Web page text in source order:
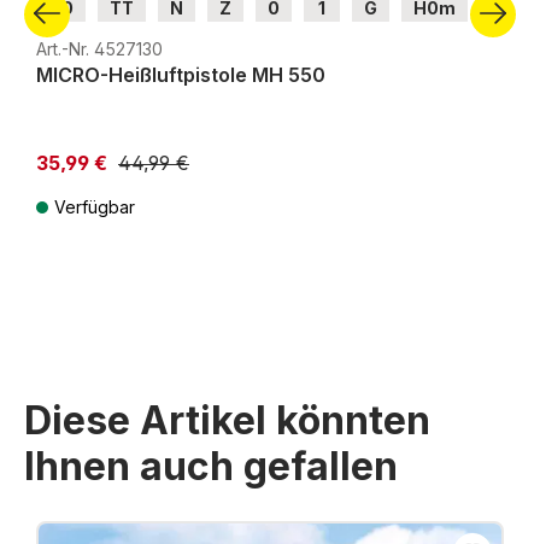
H0 TT N Z 0 1 G
H0m
H0e
Art.-Nr. 4527130
MICRO-Heißluftpistole MH 550
35,99 € 44,99 €
Verfügbar
Diese Artikel könnten
Ihnen auch gefallen
Produktgalerie überspringen